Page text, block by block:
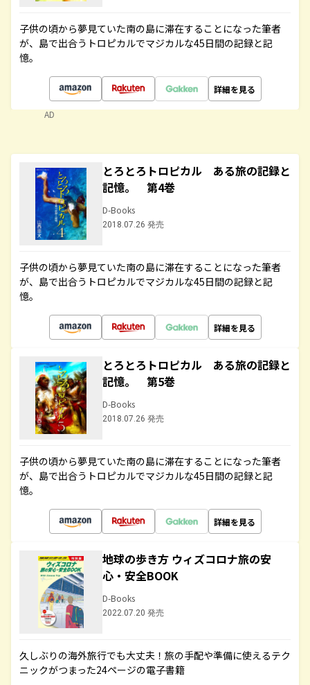
子供の頃から夢見ていた南の島に滞在することになった筆者
が、島で出合うトロピカルでマジカルな45日間の記録と記
憶。
詳細を見る
AD
とろとろトロピカル ある旅の記録と
記憶。 第4巻
D-Books
2018.07.26 発売
子供の頃から夢見ていた南の島に滞在することになった筆者
が、島で出合うトロピカルでマジカルな45日間の記録と記
憶。
詳細を見る
とろとろトロピカル ある旅の記録と
記憶。 第5巻
D-Books
2018.07.26 発売
子供の頃から夢見ていた南の島に滞在することになった筆者
が、島で出合うトロピカルでマジカルな45日間の記録と記
憶。
詳細を見る
地球の歩き方 ウィズコロナ旅の安
心・安全BOOK
D-Books
2022.07.20 発売
久しぶりの海外旅行でも大丈夫！旅の手配や準備に使えるテク
ニックがつまった24ページの電子書籍